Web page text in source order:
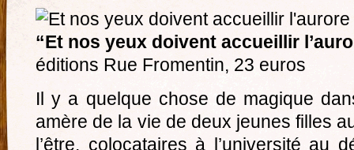
“Et nos yeux doivent accueillir
éditions Rue Fromentin, 23 euros
Il y a quelque chose de magique
amère de la vie de deux jeunes filles
l’être, colocataires à l’université au